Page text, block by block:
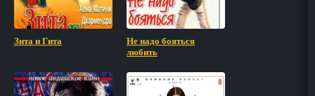
Зита и Гита
Не надо бояться
любить